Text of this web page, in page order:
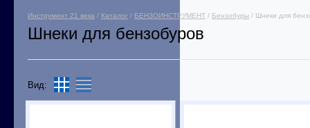
Инструмент 21 века / Каталог / БЕНЗОИНСТРУМЕНТ / Бензобуры / Шнеки для
Шнеки для бензобуров
Вид: